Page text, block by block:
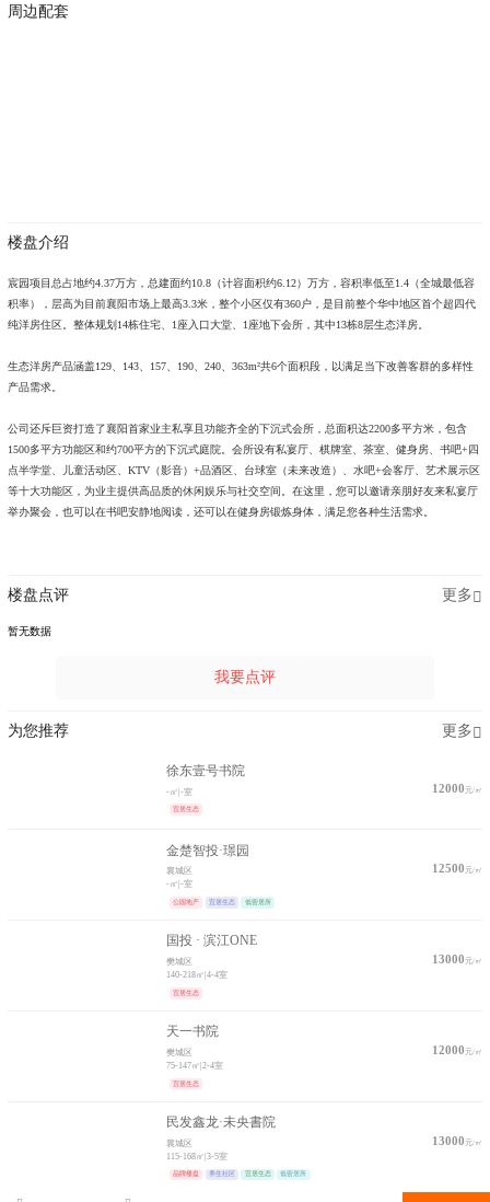
周边配套
楼盘介绍
宸园项目总占地约4.37万方，总建面约10.8（计容面积约6.12）万方，容积率低至1.4（全城最低容
积率），层高为目前襄阳市场上最高3.3米，整个小区仅有360户，是目前整个华中地区首个超四代
纯洋房住区。整体规划14栋住宅、1座入口大堂、1座地下会所，其中13栋8层生态洋房。
生态洋房产品涵盖129、143、157、190、240、363m²共6个面积段，以满足当下改善客群的多样性
产品需求。
公司还斥巨资打造了襄阳首家业主私享且功能齐全的下沉式会所，总面积达2200多平方米，包含
1500多平方功能区和约700平方的下沉式庭院。会所设有私宴厅、棋牌室、茶室、健身房、书吧+四
点半学堂、儿童活动区、KTV（影音）+品酒区、台球室（未来改造）、水吧+会客厅、艺术展示区
等十大功能区，为业主提供高品质的休闲娱乐与社交空间。在这里，您可以邀请亲朋好友来私宴厅
举办聚会，也可以在书吧安静地阅读，还可以在健身房锻炼身体，满足您各种生活需求。
楼盘点评 更多
暂无数据
我要点评
为您推荐 更多
徐东壹号书院
12000元/㎡
-㎡ |-室
宜居生态
金楚智投·璟园
襄城区 12500元/㎡
-㎡ |-室
公园地产 宜居生态 低密居所
国投 · 滨江ONE
樊城区 13000元/㎡
140-218㎡ |4-4室
宜居生态
天一书院
樊城区 12000元/㎡
75-147㎡ |2-4室
宜居生态
民发鑫龙·未央書院
襄城区 13000元/㎡
115-168㎡ |3-5室
品牌楼盘 养生社区 宜居生态 低密居所